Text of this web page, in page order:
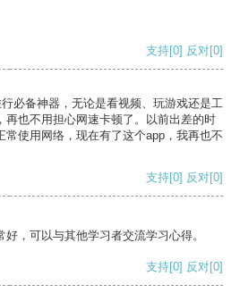
支持[0] 反对[0]
必备神器，无论是看视频、玩游戏还是工
再也不用担心网速卡顿了。以前出差的时
常使用网络，现在有了这个app，我再也不
支持[0] 反对[0]
，可以与其他学习者交流学习心得。
支持[0] 反对[0]